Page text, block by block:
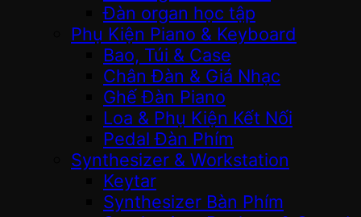
Đàn organ học tập
Phụ Kiện Piano & Keyboard
Bao, Túi & Case
Chân Đàn & Giá Nhạc
Ghế Đàn Piano
Loa & Phụ Kiện Kết Nối
Pedal Đàn Phím
Synthesizer & Workstation
Keytar
Synthesizer Bàn Phím